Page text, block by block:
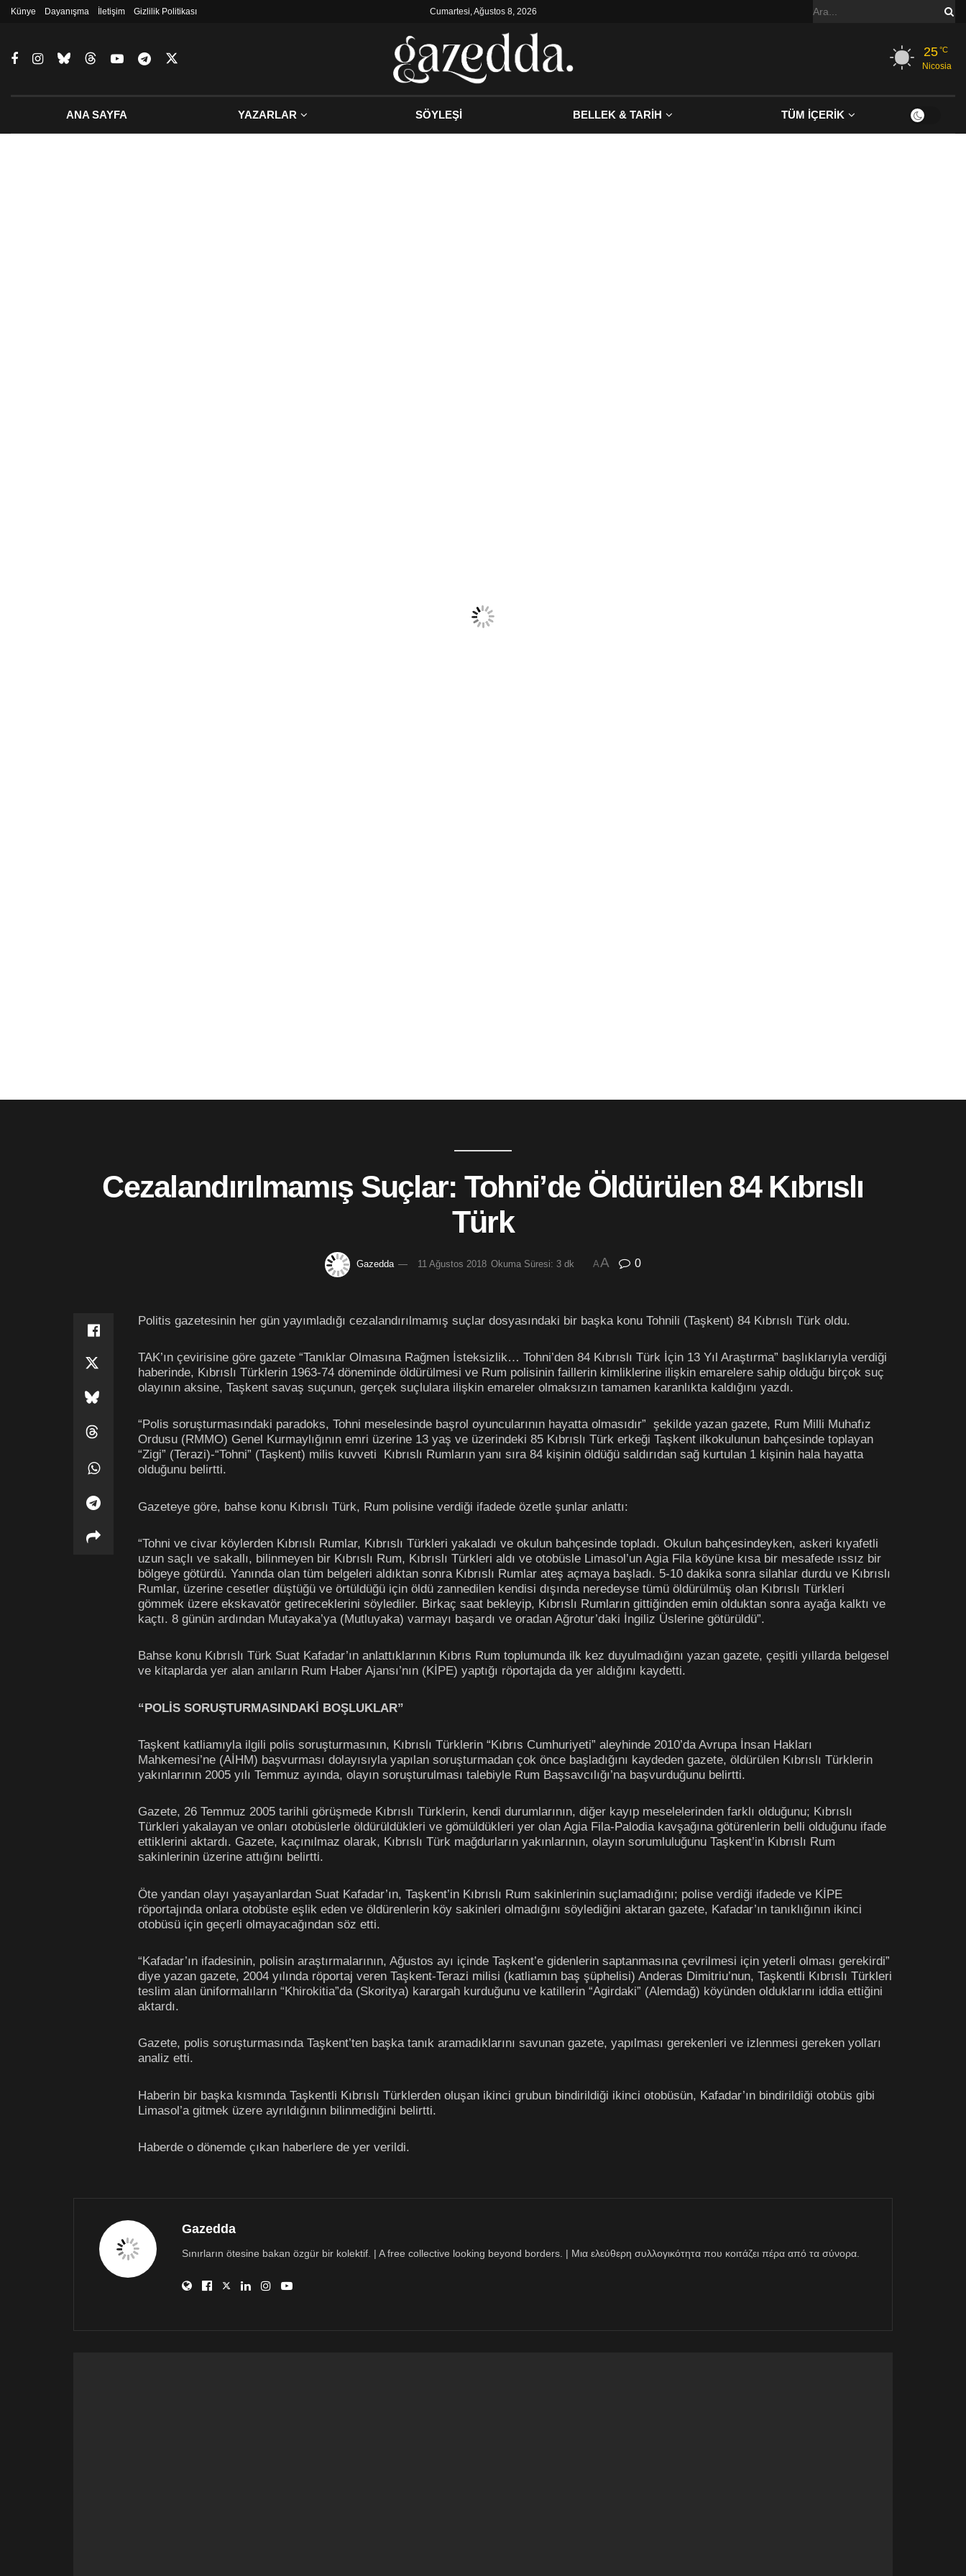
Künye Dayanışma İletişim Gizlilik Politikası Cumartesi, Ağustos 8, 2026
25°C
Nicosia
ANA SAYFA YAZARLAR SÖYLEŞİ BELLEK & TARİH TÜM İÇERİK
Cezalandırılmamış Suçlar: Tohni’de Öldürülen 84 Kıbrıslı
Türk
Gazedda 11 Ağustos 2018 Okuma Süresi: 3 dk AA 0
Politis gazetesinin her gün yayımladığı cezalandırılmamış suçlar dosyasındaki bir başka konu Tohnili (Taşkent) 84 Kıbrıslı Türk oldu.
TAK’ın çevirisine göre gazete “Tanıklar Olmasına Rağmen İsteksizlik… Tohni’den 84 Kıbrıslı Türk İçin 13 Yıl Araştırma” başlıklarıyla verdiği
haberinde, Kıbrıslı Türklerin 1963-74 döneminde öldürülmesi ve Rum polisinin faillerin kimliklerine ilişkin emarelere sahip olduğu birçok suç
olayının aksine, Taşkent savaş suçunun, gerçek suçlulara ilişkin emareler olmaksızın tamamen karanlıkta kaldığını yazdı.
“Polis soruşturmasındaki paradoks, Tohni meselesinde başrol oyuncularının hayatta olmasıdır” şekilde yazan gazete, Rum Milli Muhafız
Ordusu (RMMO) Genel Kurmaylığının emri üzerine 13 yaş ve üzerindeki 85 Kıbrıslı Türk erkeği Taşkent ilkokulunun bahçesinde toplayan
“Zigi” (Terazi)-“Tohni” (Taşkent) milis kuvveti Kıbrıslı Rumların yanı sıra 84 kişinin öldüğü saldırıdan sağ kurtulan 1 kişinin hala hayatta
olduğunu belirtti.
Gazeteye göre, bahse konu Kıbrıslı Türk, Rum polisine verdiği ifadede özetle şunlar anlattı:
“Tohni ve civar köylerden Kıbrıslı Rumlar, Kıbrıslı Türkleri yakaladı ve okulun bahçesinde topladı. Okulun bahçesindeyken, askeri kıyafetli
uzun saçlı ve sakallı, bilinmeyen bir Kıbrıslı Rum, Kıbrıslı Türkleri aldı ve otobüsle Limasol’un Agia Fila köyüne kısa bir mesafede ıssız bir
bölgeye götürdü. Yanında olan tüm belgeleri aldıktan sonra Kıbrıslı Rumlar ateş açmaya başladı. 5-10 dakika sonra silahlar durdu ve Kıbrıslı
Rumlar, üzerine cesetler düştüğü ve örtüldüğü için öldü zannedilen kendisi dışında neredeyse tümü öldürülmüş olan Kıbrıslı Türkleri
gömmek üzere ekskavatör getireceklerini söylediler. Birkaç saat bekleyip, Kıbrıslı Rumların gittiğinden emin olduktan sonra ayağa kalktı ve
kaçtı. 8 günün ardından Mutayaka’ya (Mutluyaka) varmayı başardı ve oradan Ağrotur’daki İngiliz Üslerine götürüldü”.
Bahse konu Kıbrıslı Türk Suat Kafadar’ın anlattıklarının Kıbrıs Rum toplumunda ilk kez duyulmadığını yazan gazete, çeşitli yıllarda belgesel
ve kitaplarda yer alan anıların Rum Haber Ajansı’nın (KİPE) yaptığı röportajda da yer aldığını kaydetti.
“POLİS SORUŞTURMASINDAKİ BOŞLUKLAR”
Taşkent katliamıyla ilgili polis soruşturmasının, Kıbrıslı Türklerin “Kıbrıs Cumhuriyeti” aleyhinde 2010’da Avrupa İnsan Hakları
Mahkemesi’ne (AİHM) başvurması dolayısıyla yapılan soruşturmadan çok önce başladığını kaydeden gazete, öldürülen Kıbrıslı Türklerin
yakınlarının 2005 yılı Temmuz ayında, olayın soruşturulması talebiyle Rum Başsavcılığı’na başvurduğunu belirtti.
Gazete, 26 Temmuz 2005 tarihli görüşmede Kıbrıslı Türklerin, kendi durumlarının, diğer kayıp meselelerinden farklı olduğunu; Kıbrıslı
Türkleri yakalayan ve onları otobüslerle öldürüldükleri ve gömüldükleri yer olan Agia Fila-Palodia kavşağına götürenlerin belli olduğunu ifade
ettiklerini aktardı. Gazete, kaçınılmaz olarak, Kıbrıslı Türk mağdurların yakınlarının, olayın sorumluluğunu Taşkent’in Kıbrıslı Rum
sakinlerinin üzerine attığını belirtti.
Öte yandan olayı yaşayanlardan Suat Kafadar’ın, Taşkent’in Kıbrıslı Rum sakinlerinin suçlamadığını; polise verdiği ifadede ve KİPE
röportajında onlara otobüste eşlik eden ve öldürenlerin köy sakinleri olmadığını söylediğini aktaran gazete, Kafadar’ın tanıklığının ikinci
otobüsü için geçerli olmayacağından söz etti.
“Kafadar’ın ifadesinin, polisin araştırmalarının, Ağustos ayı içinde Taşkent’e gidenlerin saptanmasına çevrilmesi için yeterli olması gerekirdi”
diye yazan gazete, 2004 yılında röportaj veren Taşkent-Terazi milisi (katliamın baş şüphelisi) Anderas Dimitriu’nun, Taşkentli Kıbrıslı Türkleri
teslim alan üniformalıların “Khirokitia”da (Skoritya) karargah kurduğunu ve katillerin “Agirdaki” (Alemdağ) köyünden olduklarını iddia ettiğini
aktardı.
Gazete, polis soruşturmasında Taşkent’ten başka tanık aramadıklarını savunan gazete, yapılması gerekenleri ve izlenmesi gereken yolları
analiz etti.
Haberin bir başka kısmında Taşkentli Kıbrıslı Türklerden oluşan ikinci grubun bindirildiği ikinci otobüsün, Kafadar’ın bindirildiği otobüs gibi
Limasol’a gitmek üzere ayrıldığının bilinmediğini belirtti.
Haberde o dönemde çıkan haberlere de yer verildi.
Gazedda
Sınırların ötesine bakan özgür bir kolektif. | A free collective looking beyond borders. | Μια ελεύθερη συλλογικότητα που κοιτάζει πέρα από τα σύνορα.